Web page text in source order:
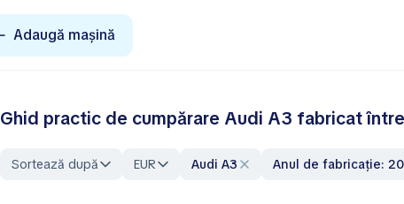
Adaugă mașină
Ghid practic de cumpărare Audi A3 fabricat
Sortează după EUR Audi A3 Anul de fabricație: